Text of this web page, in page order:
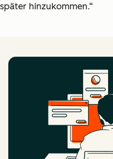
später hinzukommen.“